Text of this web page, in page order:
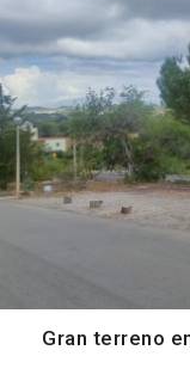
Gran terreno